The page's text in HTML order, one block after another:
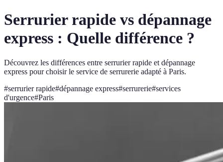
Serrurier rapide vs dépannage
express : Quelle différence ?
Découvrez les différences entre serrurier rapide et dépannage
express pour choisir le service de serrurerie adapté à Paris.
#serrurier rapide#dépannage express#serrurerie#services
d'urgence#Paris